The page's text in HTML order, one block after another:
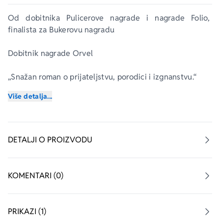
Od dobitnika Pulicerove nagrade i nagrade Folio,
finalista za Bukerovu nagradu
Dobitnik nagrade Orvel
„Snažan roman o prijateljstvu, porodici i izgnanstvu.“
– Kler Mesud
saosećajnom ali podjednako snažnom i ubedljivom
glasu.“
Opčinjavajući roman o drugarstvu, porodici i
Više detalja...
DETALJI O PROIZVODU
KOMENTARI (0)
PRIKAZI (1)